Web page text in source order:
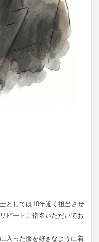
としては10年近く担当させ
ピートご指名いただいてお
入った服を好きなように着